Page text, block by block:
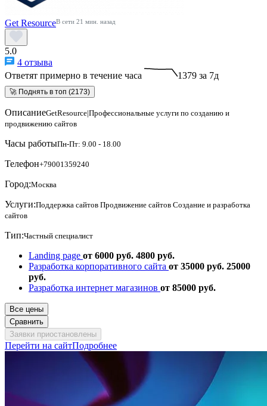
Get ResourceВ сети 21 мин. назад
5.0
4 отзыва
Ответят примерно в течение часа
1379 за 7д
🚀 Поднять в топ (2173)
ОписаниеGetResource|Профессиональные услуги по созданию и
продвижению сайтов
Часы работыПн-Пт: 9.00 - 18.00
Телефон+79001359240
Город:Москва
Услуги:Поддержка сайтов Продвижение сайтов Создание и разработка
сайтов
Тип:Частный специалист
Landing page от 6000 руб. 4800 руб.
Разработка корпоративного сайта от 35000 руб. 25000
руб.
Разработка интернет магазинов от 85000 руб.
Все цены
Сравнить
Заявки приостановлены
Перейти на сайтПодробнее